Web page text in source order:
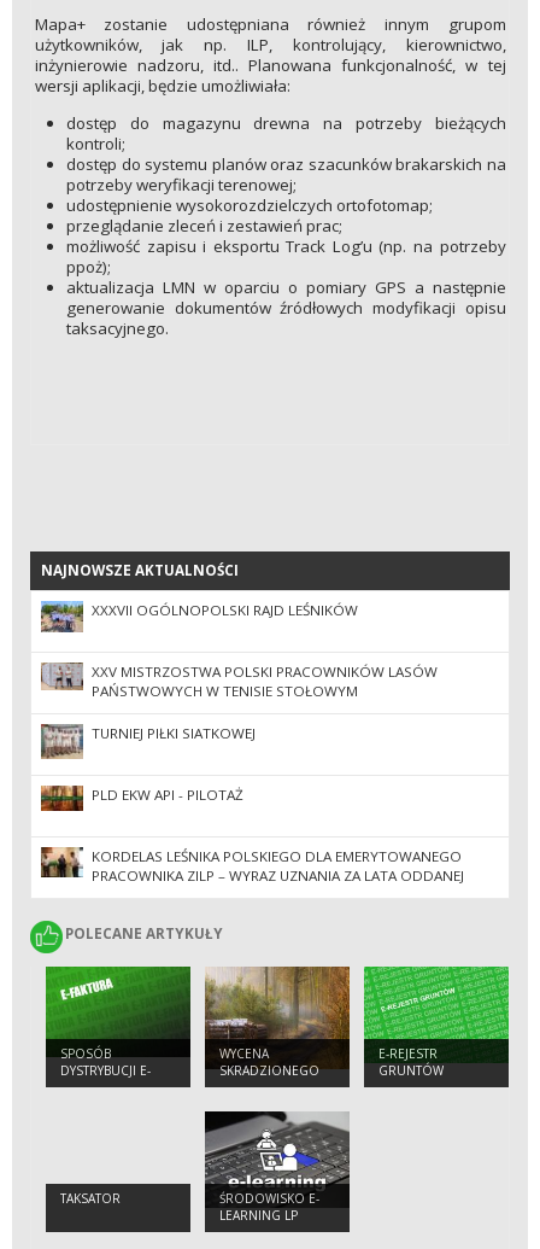
Mapa+ zostanie udostępniana również innym grupom
użytkowników, jak np. ILP, kontrolujący, kierownictwo,
inżynierowie nadzoru, itd.. Planowana funkcjonalność, w tej
wersji aplikacji, będzie umożliwiała:
dostęp do magazynu drewna na potrzeby bieżących
kontroli;
dostęp do systemu planów oraz szacunków brakarskich na
potrzeby weryfikacji terenowej;
udostępnienie wysokorozdzielczych ortofotomap;
przeglądanie zleceń i zestawień prac;
możliwość zapisu i eksportu Track Log’u (np. na potrzeby
ppoż);
aktualizacja LMN w oparciu o pomiary GPS a następnie
generowanie dokumentów źródłowych modyfikacji opisu
taksacyjnego.
NAJNOWSZE AKTUALNOŚCI
NAJNOWSZE AKTUALNOŚCI
XXXVII OGÓLNOPOLSKI RAJD LEŚNIKÓW
XXV MISTRZOSTWA POLSKI PRACOWNIKÓW LASÓW
PAŃSTWOWYCH W TENISIE STOŁOWYM
TURNIEJ PIŁKI SIATKOWEJ
PLD EKW API - PILOTAŻ
KORDELAS LEŚNIKA POLSKIEGO DLA EMERYTOWANEGO
PRACOWNIKA ZILP – WYRAZ UZNANIA ZA LATA ODDANEJ
POLECANE ARTYKUŁY
POLECANE ARTYKUŁY
SPOSÓB
DYSTRYBUCJI E-
FAKTUR
WYCENA
SKRADZIONEGO
DREWNA
E-REJESTR
GRUNTÓW
TAKSATOR
ŚRODOWISKO E-
LEARNING LP